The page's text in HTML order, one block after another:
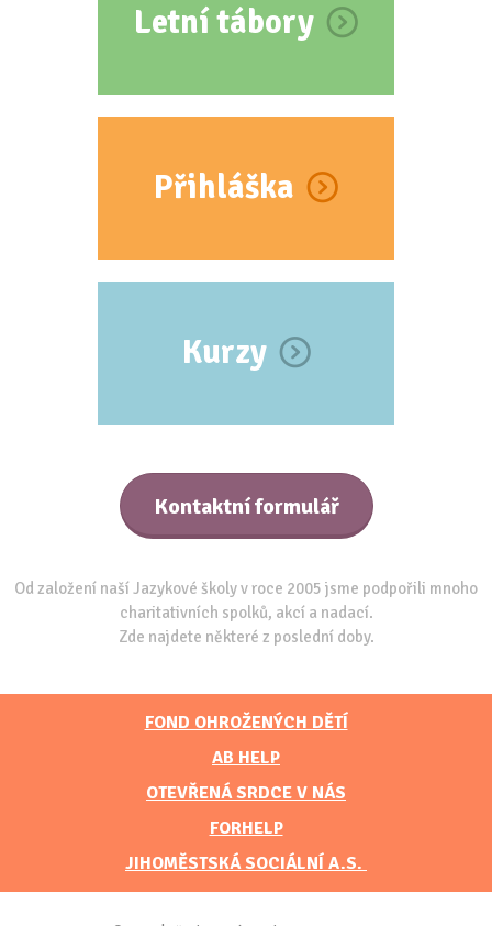
Letní tábory
Přihláška
Kurzy
Kontaktní formulář
Od založení naší Jazykové školy v roce 2005 jsme podpořili mnoho
charitativních spolků, akcí a nadací.
Zde najdete některé z poslední doby.
FOND OHROŽENÝCH DĚTÍ
AB HELP
OTEVŘENÁ SRDCE V NÁS
FORHELP
JIHOMĚSTSKÁ SOCIÁLNÍ A.S.